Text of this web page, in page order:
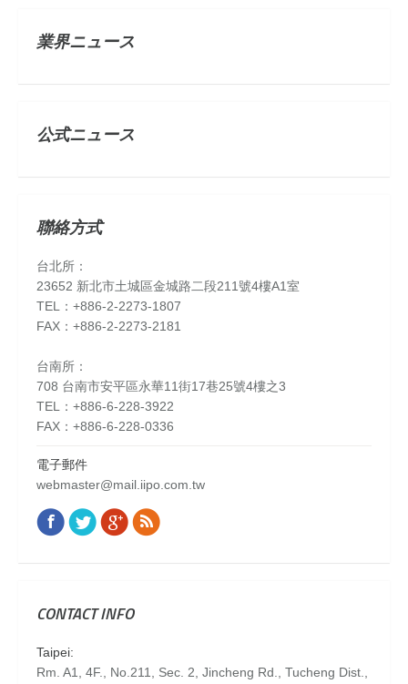
業界ニュース
公式ニュース
聯絡方式
台北所：
23652 新北市土城區金城路二段211號4樓A1室
TEL：+886-2-2273-1807
FAX：+886-2-2273-2181
台南所：
708 台南市安平區永華11街17巷25號4樓之3
TEL：+886-6-228-3922
FAX：+886-6-228-0336
電子郵件
webmaster@mail.iipo.com.tw
Find us on:
Facebook
TwitterGoogle+
Rss
CONTACT INFO
Taipei:
Rm. A1, 4F., No.211, Sec. 2, Jincheng Rd., Tucheng Dist.,